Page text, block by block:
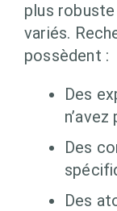
plus
variés.
possèdent :
Des
n’avez
Des
Des